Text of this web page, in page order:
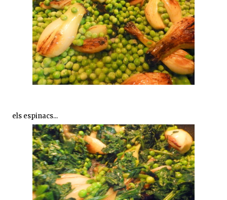
els espinacs...